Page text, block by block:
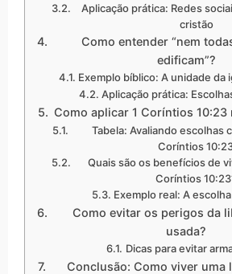
Aplicação prática: Redes
cristão
Como entender “nem
edificam”?
Exemplo bíblico: A unidade da
Aplicação prática:
Como aplicar 1 Coríntios 10:23
Tabela: Avaliando escolhas
Coríntios
Quais são os benefícios de
Coríntios
Exemplo real: A
Como evitar os perigos da
usada?
Dicas para evitar
Conclusão: Como viver uma